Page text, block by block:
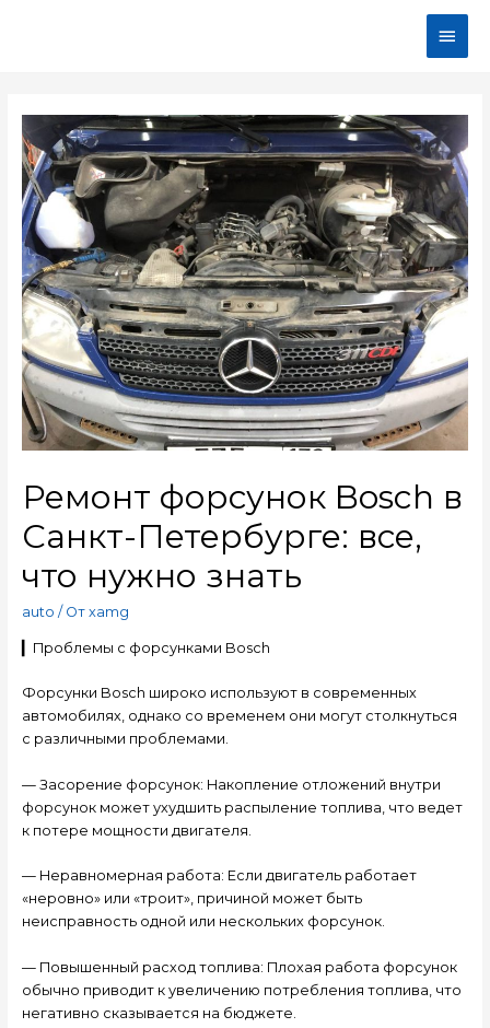
Ремонт форсунок Bosch в
Санкт-Петербурге: все,
что нужно знать
auto / От xamg
▎Проблемы с форсунками Bosch
Форсунки Bosch широко используют в современных
автомобилях, однако со временем они могут столкнуться
с различными проблемами.
— Засорение форсунок: Накопление отложений внутри
форсунок может ухудшить распыление топлива, что ведет
к потере мощности двигателя.
— Неравномерная работа: Если двигатель работает
«неровно» или «троит», причиной может быть
неисправность одной или нескольких форсунок.
— Повышенный расход топлива: Плохая работа форсунок
обычно приводит к увеличению потребления топлива, что
негативно сказывается на бюджете.